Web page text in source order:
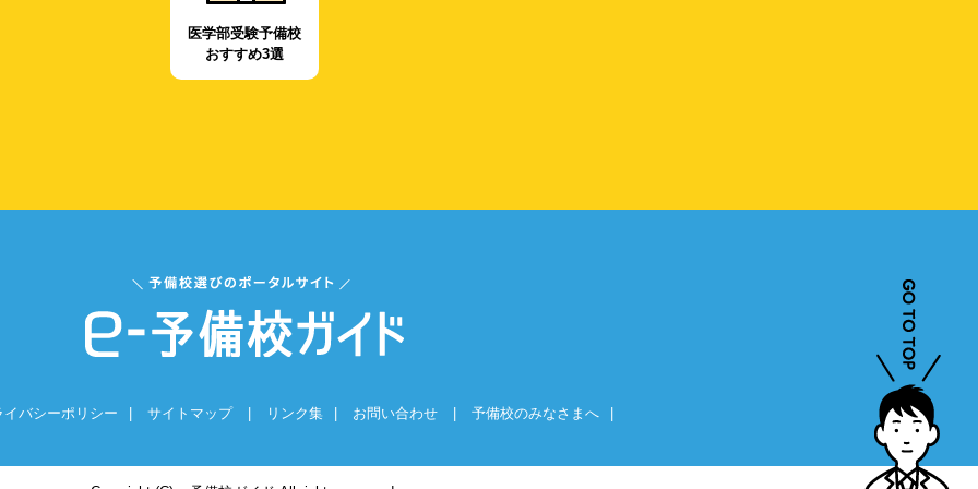
医学部受験予備校
おすすめ3選
イバシーポリシー サイトマップ リンク集 お問い合わせ 予備校のみなさまへ